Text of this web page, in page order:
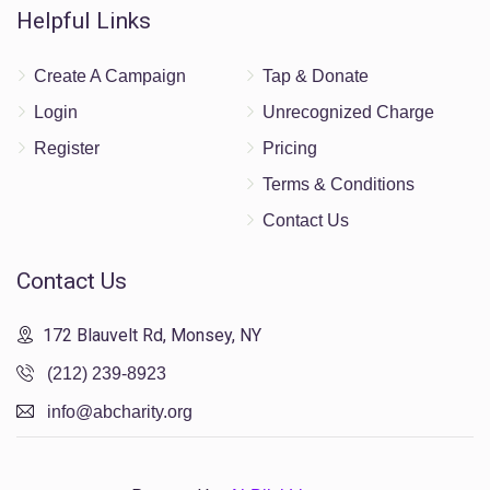
Helpful Links
Create A Campaign
Login
Register
Tap & Donate
Unrecognized Charge
Pricing
Terms & Conditions
Contact Us
Contact Us
172 Blauvelt Rd, Monsey, NY
(212) 239-8923
info@abcharity.org